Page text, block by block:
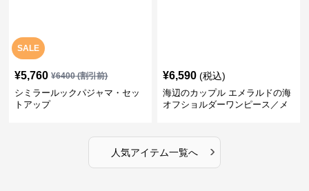
SALE
¥5,760 ¥6400(割引前)
シミラールックパジャマ・セッ
トアップ
¥6,590 (税込)
海辺のカップル エメラルドの海
オフショルダーワンピース／メ
人気アイテム一覧へ ›